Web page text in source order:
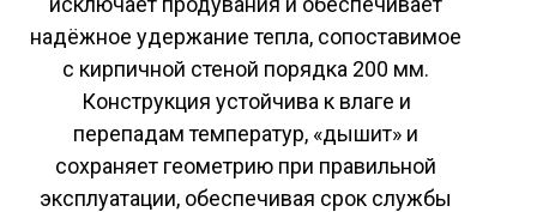
надёжное удержание тепла, сопоставимое
с кирпичной стеной порядка 200 мм.
Конструкция устойчива к влаге и
перепадам температур, «дышит» и
сохраняет геометрию при правильной
эксплуатации, обеспечивая срок службы